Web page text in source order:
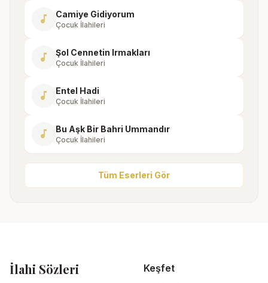
music_note Camiye Gidiyorum
Çocuk İlahileri
music_note Şol Cennetin Irmakları
Çocuk İlahileri
music_note Entel Hadi
Çocuk İlahileri
music_note Bu Aşk Bir Bahri Ummandır
Çocuk İlahileri
Tüm Eserleri Gör
İlahi Sözleri Keşfet